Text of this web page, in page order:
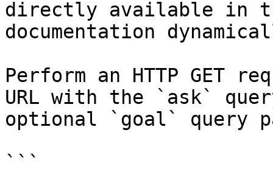
directly available in
documentation
Perform an HTTP GET
URL with the `ask`
optional `goal` query
```